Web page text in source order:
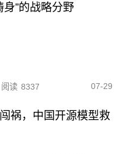
身”的战略分野
阅读 8337 07-29
祸，中国开源模型救